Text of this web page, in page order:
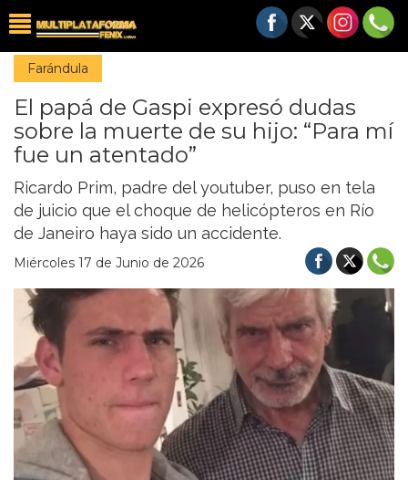
Farándula
El papá de Gaspi expresó dudas
sobre la muerte de su hijo: “Para mí
fue un atentado”
Ricardo Prim, padre del youtuber, puso en tela
de juicio que el choque de helicópteros en Río
de Janeiro haya sido un accidente.
Miércoles 17 de Junio de 2026